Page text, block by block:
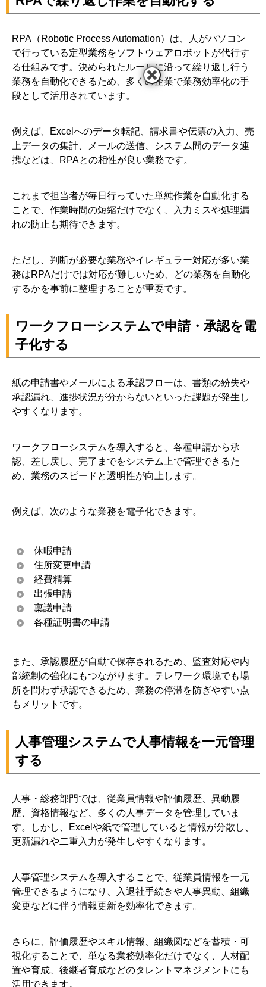
RPA（Robotic Process Automation）は、人がパソコン
で行っている定型業務をソフトウェアロボットが代行す
る仕組みです。決められたルールに沿って繰り返し行う
業務を自動化できるため、多くの企業で業務効率化の手
段として活用されています。
例えば、Excelへのデータ転記、請求書や伝票の入力、売
上データの集計、メールの送信、システム間のデータ連
携などは、RPAとの相性が良い業務です。
これまで担当者が毎日行っていた単純作業を自動化する
ことで、作業時間の短縮だけでなく、入力ミスや処理漏
れの防止も期待できます。
ただし、判断が必要な業務やイレギュラー対応が多い業
務はRPAだけでは対応が難しいため、どの業務を自動化
するかを事前に整理することが重要です。
ワークフローシステムで申請・承認を電
子化する
紙の申請書やメールによる承認フローは、書類の紛失や
承認漏れ、進捗状況が分からないといった課題が発生し
やすくなります。
ワークフローシステムを導入すると、各種申請から承
認、差し戻し、完了までをシステム上で管理できるた
め、業務のスピードと透明性が向上します。
例えば、次のような業務を電子化できます。
休暇申請
住所変更申請
経費精算
出張申請
稟議申請
各種証明書の申請
また、承認履歴が自動で保存されるため、監査対応や内
部統制の強化にもつながります。テレワーク環境でも場
所を問わず承認できるため、業務の停滞を防ぎやすい点
もメリットです。
人事管理システムで人事情報を一元管理
する
人事・総務部門では、従業員情報や評価履歴、異動履
歴、資格情報など、多くの人事データを管理していま
す。しかし、Excelや紙で管理していると情報が分散し、
更新漏れや二重入力が発生しやすくなります。
人事管理システムを導入することで、従業員情報を一元
管理できるようになり、入退社手続きや人事異動、組織
変更などに伴う情報更新を効率化できます。
さらに、評価履歴やスキル情報、組織図などを蓄積・可
視化することで、単なる業務効率化だけでなく、人材配
置や育成、後継者育成などのタレントマネジメントにも
活用できます。